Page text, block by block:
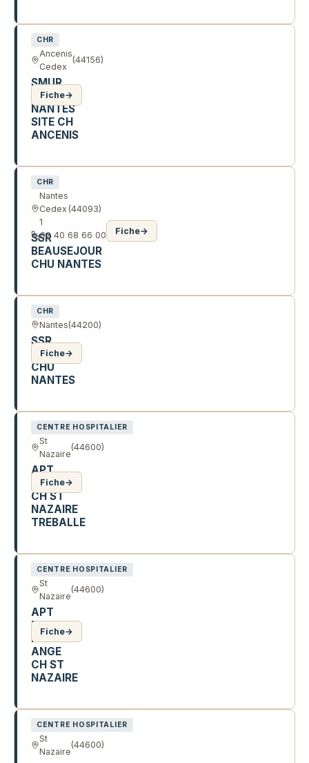
CHR
Ancenis
Cedex
(44156)
SMUR
CHU
NANTES
SITE CH
ANCENIS
Fiche→
CHR
Nantes
Cedex
1
(44093)
SSR
BEAUSEJOUR
CHU NANTES
02 40 68 66 00 Fiche→
CHR
Nantes(44200)
SSR
PIRMIL
CHU
NANTES
Fiche→
CENTRE HOSPITALIER
St
Nazaire
(44600)
APT
THERAP
CH ST
NAZAIRE
TREBALLE
Fiche→
CENTRE HOSPITALIER
St
Nazaire
(44600)
APT
THERAP
MICHEL
ANGE
CH ST
NAZAIRE
Fiche→
CENTRE HOSPITALIER
St
Nazaire
(44600)